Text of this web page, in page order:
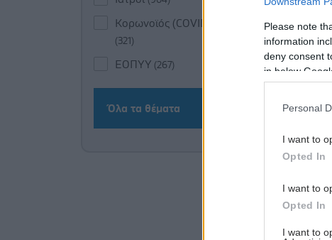
Please note
information
deny consent
in below
Personal
I want to
Opted In
I want to
Opted In
I want to
Κορωνοϊός (COVID-19)
(321)
ΕΟΠΥΥ (267)
Όλα τα θέματα